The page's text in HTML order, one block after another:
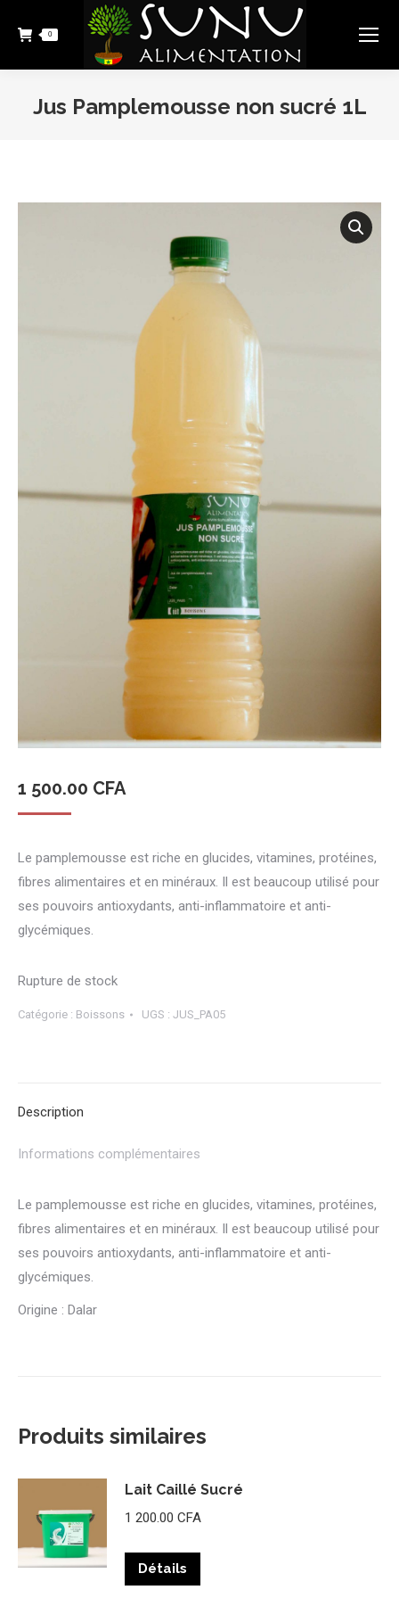
0
Jus Pamplemousse non sucré 1L
1 500.00 CFA
Le pamplemousse est riche en glucides, vitamines, protéines,
fibres alimentaires et en minéraux. Il est beaucoup utilisé pour
ses pouvoirs antioxydants, anti-inflammatoire et anti-
glycémiques.
Rupture de stock
Catégorie : Boissons UGS : JUS_PA05
Description
Informations complémentaires
Le pamplemousse est riche en glucides, vitamines, protéines,
fibres alimentaires et en minéraux. Il est beaucoup utilisé pour
ses pouvoirs antioxydants, anti-inflammatoire et anti-
glycémiques.
Origine : Dalar
Produits similaires
Lait Caillé Sucré
1 200.00 CFA
Détails